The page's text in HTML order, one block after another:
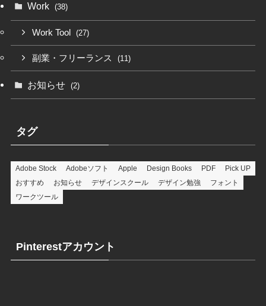
Work (38)
Work Tool (27)
副業・フリーランス (11)
お知らせ (2)
タグ
Adobe Stock Adobeソフト Apple Design Books PDF
Pick UP
おすすめ
お知らせ デザインスクール デザイン勉強
フォント
ワークツール
Pinterestアカウント